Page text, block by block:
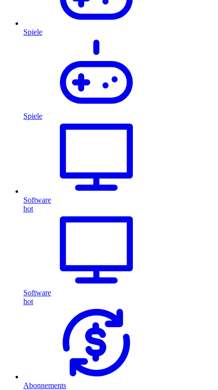
Spiele
Spiele
Software
hot
Software
hot
Abonnements